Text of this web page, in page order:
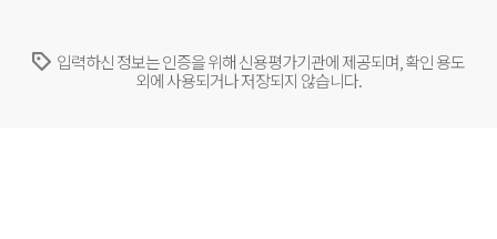
입력하신 정보는 인증을 위해 신용평가기관에 제공되며, 확인 용도
외에 사용되거나 저장되지 않습니다.